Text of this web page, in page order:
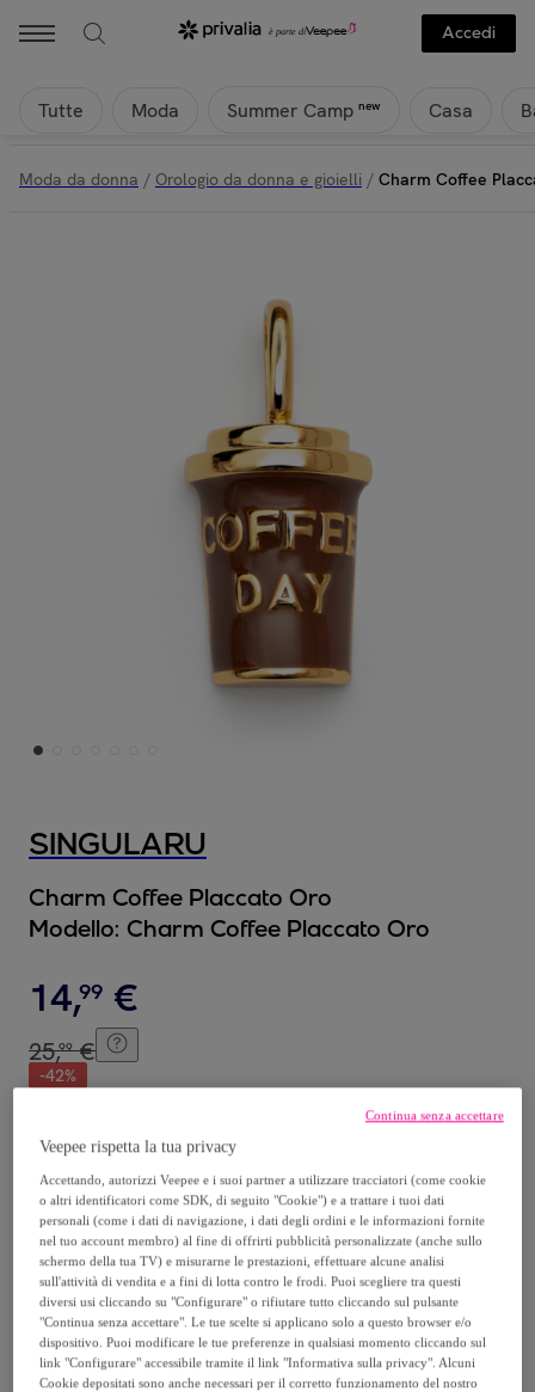
Accedi
Tutte Moda Summer Camp new Casa
Moda da donna / Orologio da donna e gioielli / Charm Coffee
SINGULARU
Charm Coffee Placcato Oro
Modello: Charm Coffee Placcato Oro
14,99 €
25,99 €
-42%
Consegna
Consegna da3,99 €
Gratuita da 24,78 € di acquisto
Veepee rispetta la tua privacy
Accettando, autorizzi Veepee e i suoi partner a utilizzare tracciatori (come cookie
o altri identificatori come SDK, di seguito "Cookie") e a trattare i tuoi dati
personali (come i dati di navigazione, i dati degli ordini e le informazioni fornite
nel tuo account membro) al fine di offrirti pubblicità personalizzate (anche sullo
schermo della tua TV) e misurarne le prestazioni, effettuare alcune analisi
sull'attività di vendita e a fini di lotta contro le frodi. Puoi scegliere tra questi
diversi usi cliccando su "Configurare" o rifiutare tutto cliccando sul pulsante
"Continua senza accettare". Le tue scelte si applicano solo a questo browser e/o
dispositivo. Puoi modificare le tue preferenze in qualsiasi momento cliccando sul
link "Configurare" accessibile tramite il link "Informativa sulla privacy". Alcuni
Cookie depositati sono anche necessari per il corretto funzionamento del nostro
Continua senza accettare